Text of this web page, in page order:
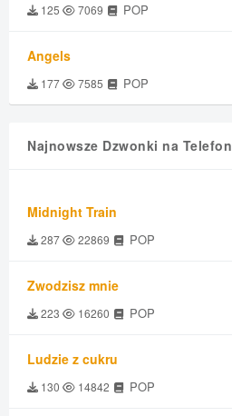
125 7069 POP
Angels
177 7585 POP
Najnowsze Dzwonki na Telefon
Midnight Train
287 22869 POP
Zwodzisz mnie
223 16260 POP
Ludzie z cukru
130 14842 POP